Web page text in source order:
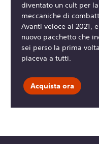
diventato un cult per
meccaniche di
Avanti veloce al 2021,
nuovo pacchetto che
sei perso la prima
piaceva a tutti.
Acquista ora